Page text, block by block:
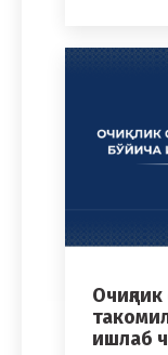
ишлаб